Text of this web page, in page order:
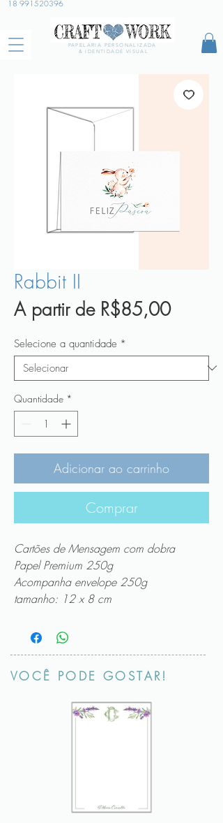
18 991520396
PAPELARIA PERSONALIZADA
& IDENTIDADE VISUAL
Rabbit II
A partir de R$85,00Preço
Selecione a quantidade *
Quantidade *
Adicionar ao carrinho
Comprar
Cartões de Mensagem com dobra
Papel Premium 250g
Acompanha envelope 250g
tamanho: 12 x 8 cm
VOCÊ PODE GOSTAR!